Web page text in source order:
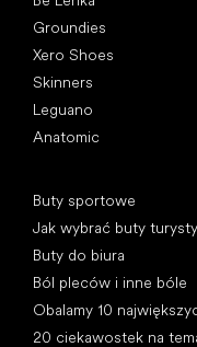
Groundies
Xero Shoes
Skinners
Leguano
Anatomic
Buty sportowe
Jak wybrać buty
Buty do biura
Ból pleców i inne bóle
Obalamy 10
20 ciekawostek na